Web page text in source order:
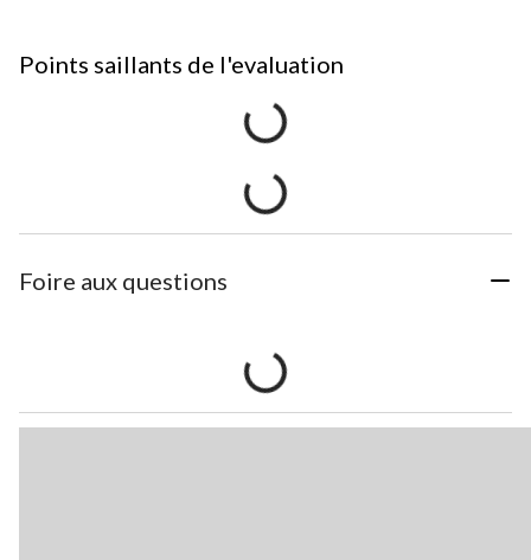
Points saillants de l'evaluation
Foire aux questions